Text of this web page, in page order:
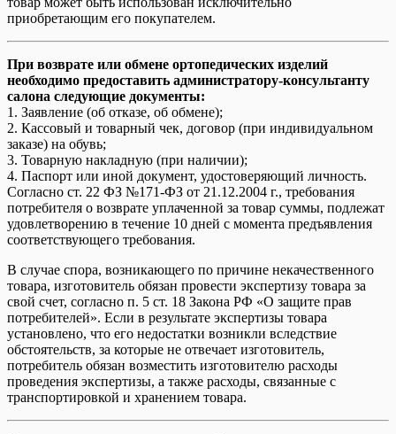
приобретающим его покупателем.
При возврате или обмене ортопедических изделий
необходимо предоставить администратору-консультанту
салона следующие документы:
1. Заявление (об отказе, об обмене);
2. Кассовый и товарный чек, договор (при индивидуальном
заказе) на обувь;
3. Товарную накладную (при наличии);
4. Паспорт или иной документ, удостоверяющий личность.
Согласно ст. 22 ФЗ №171-ФЗ от 21.12.2004 г., требования
потребителя о возврате уплаченной за товар суммы, подлежат
удовлетворению в течение 10 дней с момента предъявления
соответствующего требования.
В случае спора, возникающего по причине некачественного
товара, изготовитель обязан провести экспертизу товара за
свой счет, согласно п. 5 ст. 18 Закона РФ «О защите прав
потребителей». Если в результате экспертизы товара
установлено, что его недостатки возникли вследствие
обстоятельств, за которые не отвечает изготовитель,
потребитель обязан возместить изготовителю расходы
проведения экспертизы, а также расходы, связанные с
транспортировкой и хранением товара.